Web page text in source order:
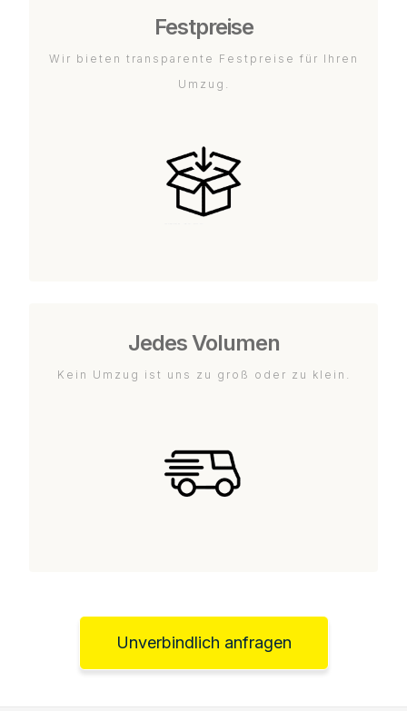
Festpreise
Wir bieten transparente Festpreise für Ihren
Umzug.
Jedes Volumen
Kein Umzug ist uns zu groß oder zu klein.
Unverbindlich anfragen